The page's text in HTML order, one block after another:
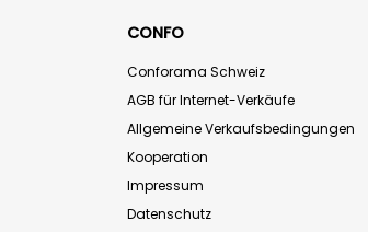
CONFO
Conforama Schweiz
AGB für Internet-Verkäufe
Allgemeine Verkaufsbedingungen
Kooperation
Impressum
Datenschutz